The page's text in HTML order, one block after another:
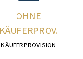
OHNE
KÄUFERPROV.
KÄUFERPROVISION